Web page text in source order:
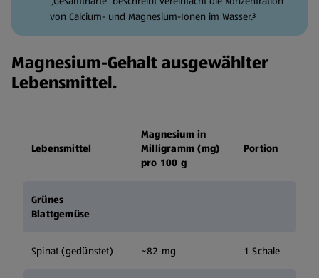
von Calcium- und Magnesium-Ionen im Wasser.³
Magnesium-Gehalt ausgewählter
Lebensmittel.
Lebensmittel
Magnesium in
Milligramm (mg)
pro 100 g
Portion
Grünes
Blattgemüse
Spinat (gedünstet) ~82 mg 1 Schale